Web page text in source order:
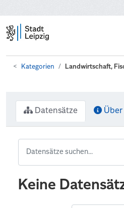
Kategorien Landwirtschaft,
Datensätze Über
Keine